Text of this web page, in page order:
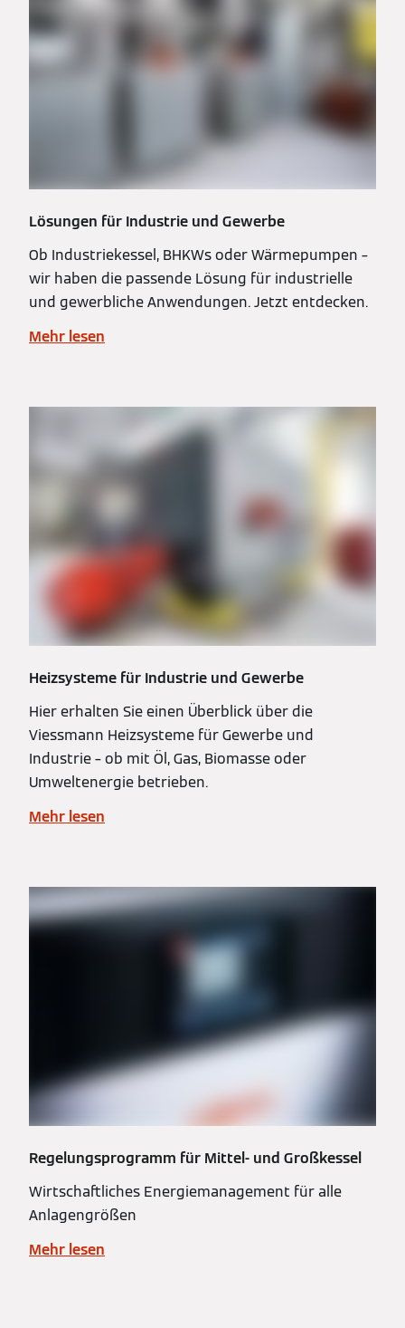
Lösungen für Industrie und Gewerbe
Ob Industriekessel, BHKWs oder Wärmepumpen –
wir haben die passende Lösung für industrielle
und gewerbliche Anwendungen. Jetzt entdecken.
Mehr lesen
Heizsysteme für Industrie und Gewerbe
Hier erhalten Sie einen Überblick über die
Viessmann Heizsysteme für Gewerbe und
Industrie – ob mit Öl, Gas, Biomasse oder
Umweltenergie betrieben.
Mehr lesen
Regelungsprogramm für Mittel- und Großkessel
Wirtschaftliches Energiemanagement für alle
Anlagengrößen
Mehr lesen